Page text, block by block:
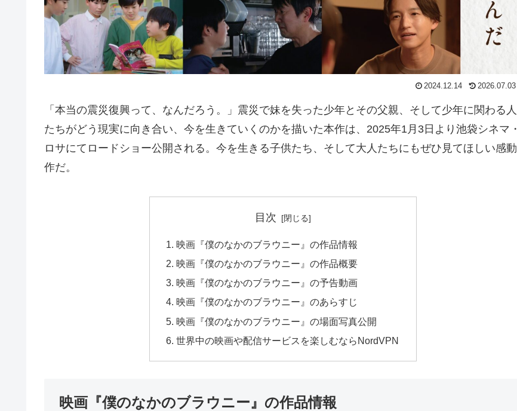
2024.12.14 2026.07.03
「本当の震災復興って、なんだろう。」震災で妹を失った少年とその父親、そして少年に関わる人
たちがどう現実に向き合い、今を生きていくのかを描いた本作は、2025年1月3日より池袋シネマ・
ロサにてロードショー公開される。今を生きる子供たち、そして大人たちにもぜひ見てほしい感動
作だ。
目次
映画『僕のなかのブラウニー』の作品情報
映画『僕のなかのブラウニー』の作品概要
映画『僕のなかのブラウニー』の予告動画
映画『僕のなかのブラウニー』のあらすじ
映画『僕のなかのブラウニー』の場面写真公開
世界中の映画や配信サービスを楽しむならNordVPN
映画『僕のなかのブラウニー』の作品情報